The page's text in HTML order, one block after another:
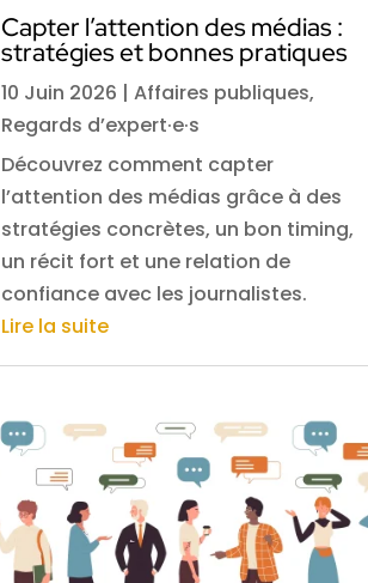
Capter l’attention des médias :
stratégies et bonnes pratiques
10 Juin 2026 | Affaires publiques,
Regards d’expert·e·s
Découvrez comment capter
l’attention des médias grâce à des
stratégies concrètes, un bon timing,
un récit fort et une relation de
confiance avec les journalistes.
Lire la suite